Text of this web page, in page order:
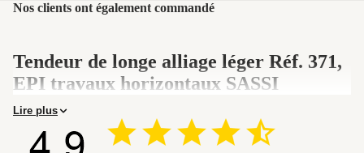
Nos clients ont également commandé
Tendeur de longe alliage léger Réf. 371,
EPI travaux horizontaux SASSI
Le tendeur de longe Réf. 371 est un régleur de longe en alliage
léger conçu pour les travaux horizontaux, utilisé avec un cordage
Ø 16 mm. Il permet d'ajuster la tension de la longe de maintien au
Lire plus